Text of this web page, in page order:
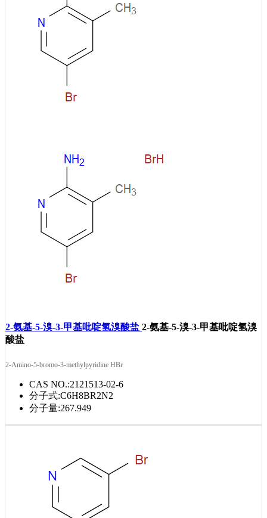
2-氨基-5-溴-3-甲基吡啶氢溴酸盐 2-氨基-5-溴-3-甲基吡啶氢溴
酸盐
2-Amino-5-bromo-3-methylpyridine HBr
CAS NO.:2121513-02-6
分子式:C6H8BR2N2
分子量:267.949